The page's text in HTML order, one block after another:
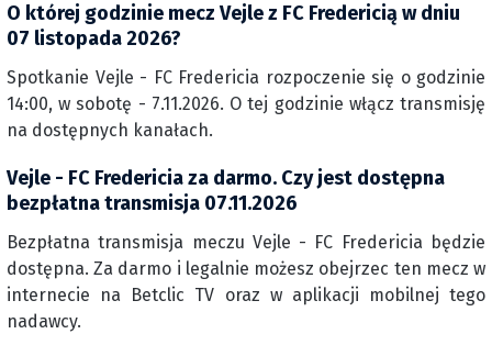
O której godzinie mecz Vejle z FC Fredericią w dniu
07 listopada 2026?
Spotkanie Vejle - FC Fredericia rozpoczenie się o godzinie
14:00, w sobotę - 7.11.2026. O tej godzinie włącz transmisję
na dostępnych kanałach.
Vejle - FC Fredericia za darmo. Czy jest dostępna
bezpłatna transmisja 07.11.2026
Bezpłatna transmisja meczu Vejle - FC Fredericia będzie
dostępna. Za darmo i legalnie możesz obejrzec ten mecz w
internecie na Betclic TV oraz w aplikacji mobilnej tego
nadawcy.